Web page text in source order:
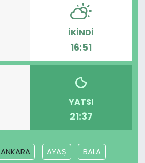
İKINDI
16:51
YATSI
21:37
ANKARA AYAŞ
BALA